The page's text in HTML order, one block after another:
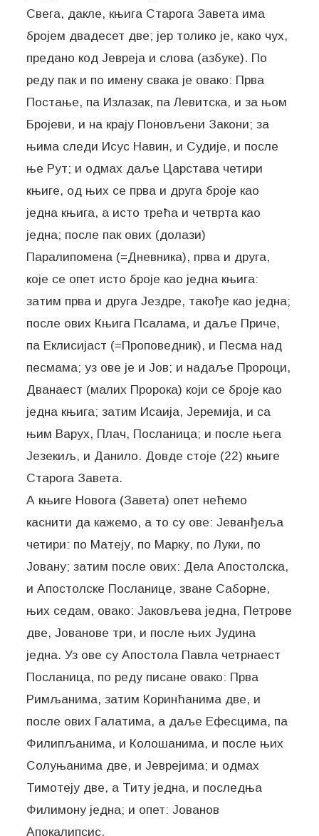
Свега, дакле, књига Старога Завета има
бројем двадесет две; јер толико је, како чух,
предано код Јевреја и слова (азбуке). По
реду пак и по имену свака је овако: Прва
Постање, па Излазак, па Левитска, и за њом
Бројеви, и на крају Поновљени Закони; за
њима следи Исус Навин, и Судије, и после
ње Рут; и одмах даље Царстава четири
књиге, од њих се прва и друга броје као
једна књига, а исто трећа и четврта као
једна; после пак ових (долази)
Паралипомена (=Дневника), прва и друга,
које се опет исто броје као једна књига:
затим прва и друга Јездре, такође као једна;
после ових Књига Псалама, и даље Приче,
па Еклисијаст (=Проповедник), и Песма над
песмама; уз ове је и Јов; и надаље Пророци,
Дванаест (малих Пророка) који се броје као
једна књига; затим Исаија, Јеремија, и са
њим Варух, Плач, Посланица; и после њега
Језекиљ, и Данило. Довде стоје (22) књиге
Старога Завета.
А књиге Новога (Завета) опет нећемо
каснити да кажемо, а то су ове: Јеванђеља
четири: по Матеју, по Марку, по Луки, по
Јовану; затим после ових: Дела Апостолска,
и Апостолске Посланице, зване Саборне,
њих седам, овако: Јаковљева једна, Петрове
две, Јованове три, и после њих Јудина
једна. Уз ове су Апостола Павла четрнаест
Посланица, по реду писане овако: Прва
Римљанима, затим Коринћанима две, и
после ових Галатима, а даље Ефесцима, па
Филипљанима, и Колошанима, и после њих
Солуњанима две, и Јеврејима; и одмах
Тимотеју две, а Титу једна, и последња
Филимону једна; и опет: Јованов
Апокалипсис.